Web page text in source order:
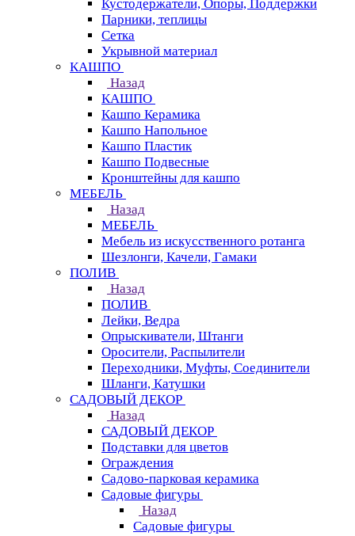
Кустодержатели, Опоры, Поддержки
Парники, теплицы
Сетка
Укрывной материал
КАШПО
Назад
КАШПО
Кашпо Керамика
Кашпо Напольное
Кашпо Пластик
Кашпо Подвесные
Кронштейны для кашпо
МЕБЕЛЬ
Назад
МЕБЕЛЬ
Мебель из искусственного ротанга
Шезлонги, Качели, Гамаки
ПОЛИВ
Назад
ПОЛИВ
Лейки, Ведра
Опрыскиватели, Штанги
Оросители, Распылители
Переходники, Муфты, Соединители
Шланги, Катушки
САДОВЫЙ ДЕКОР
Назад
САДОВЫЙ ДЕКОР
Подставки для цветов
Ограждения
Садово-парковая керамика
Садовые фигуры
Назад
Садовые фигуры